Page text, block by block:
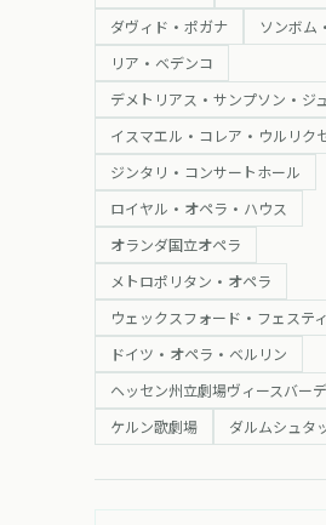
ダヴィド・ポガナ ソンボム
リア・ベデンコ
デメトリアス・サンプソン・ジ
イスマエル・コレア・ウルリク
ジンタリ・コンサートホール
ロイヤル・オペラ・ハウス
オランダ国立オペラ
メトロポリタン・オペラ
ウェックスフォード・フェステ
ドイツ・オペラ・ベルリン
ヘッセン州立劇場ヴィースバー
ケルン歌劇場 ダルムシュタ